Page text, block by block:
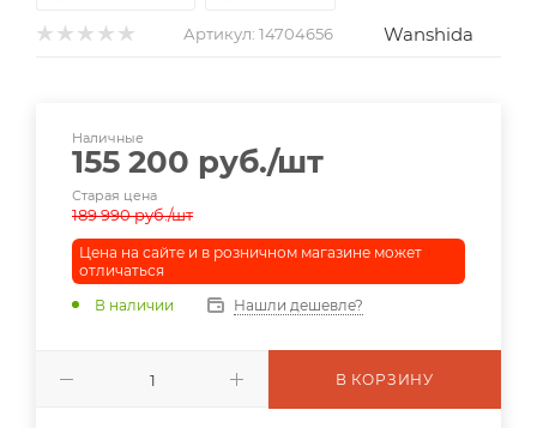
Артикул: 14704656 Wanshida
Наличные
155 200 руб./шт
Старая цена
189 990руб./шт
Цена на сайте и в розничном магазине может
отличаться
В наличии
Нашли дешевле?
В КОРЗИНУ